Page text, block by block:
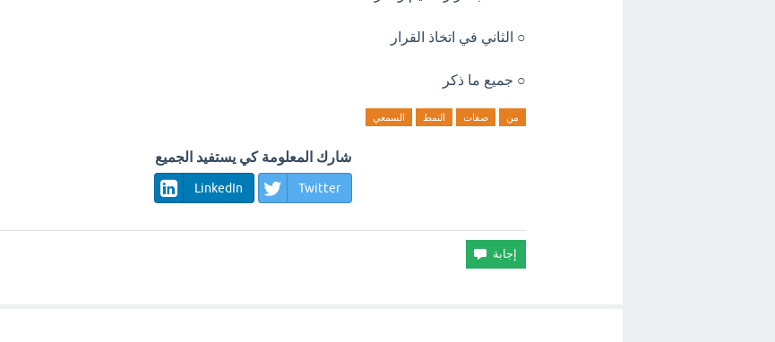
○ الثاني في اتخاذ القرار
○ جميع ما ذكر
من صفات النمط السمعي
شارك المعلومة كي يستفيد الجميع
Twitter
LinkedIn